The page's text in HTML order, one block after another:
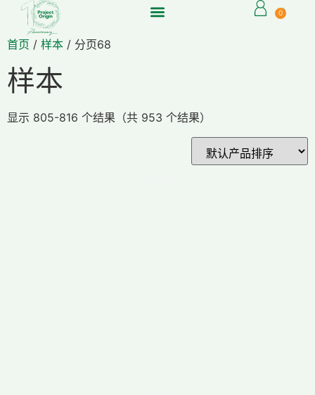
0
首页 / 样本 / 分页68
样本
显示 805-816 个结果（共 953 个结果）